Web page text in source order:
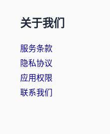
关于我们
服务条款
隐私协议
应用权限
联系我们